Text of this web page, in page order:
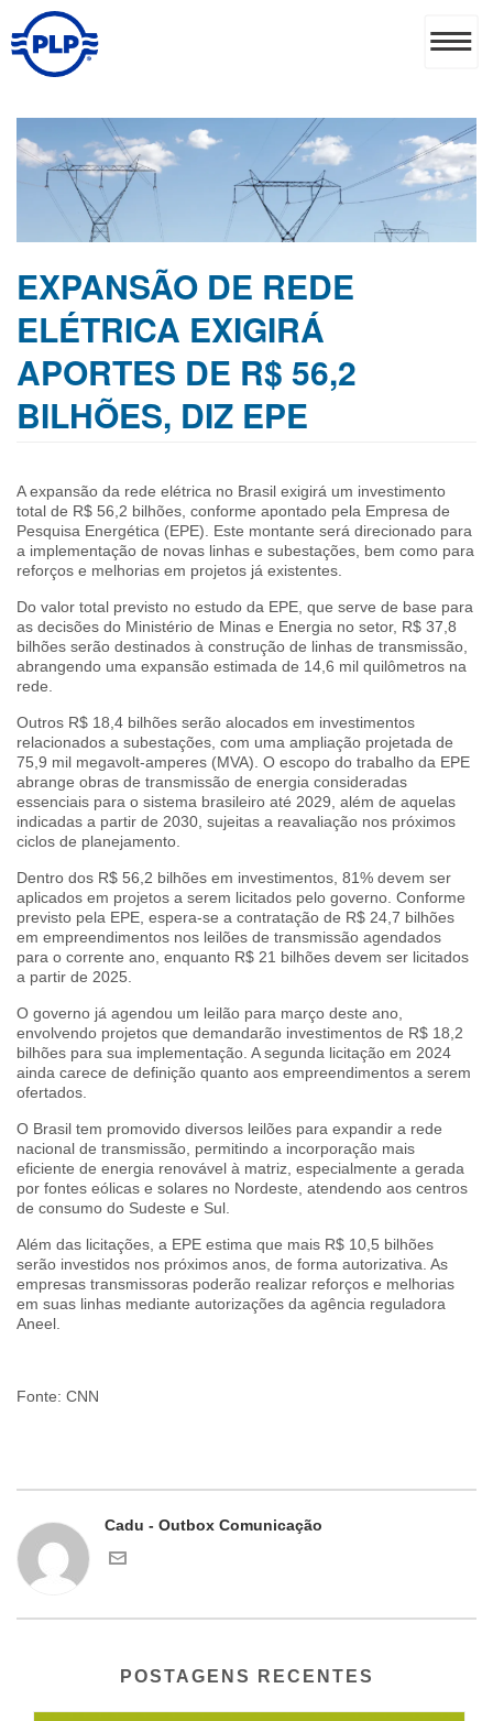
EXPANSÃO DE REDE
ELÉTRICA EXIGIRÁ
APORTES DE R$ 56,2
BILHÕES, DIZ EPE
A expansão da rede elétrica no Brasil exigirá um investimento
total de R$ 56,2 bilhões, conforme apontado pela Empresa de
Pesquisa Energética (EPE). Este montante será direcionado para
a implementação de novas linhas e subestações, bem como para
reforços e melhorias em projetos já existentes.
Do valor total previsto no estudo da EPE, que serve de base para
as decisões do Ministério de Minas e Energia no setor, R$ 37,8
bilhões serão destinados à construção de linhas de transmissão,
abrangendo uma expansão estimada de 14,6 mil quilômetros na
rede.
Outros R$ 18,4 bilhões serão alocados em investimentos
relacionados a subestações, com uma ampliação projetada de
75,9 mil megavolt-amperes (MVA). O escopo do trabalho da EPE
abrange obras de transmissão de energia consideradas
essenciais para o sistema brasileiro até 2029, além de aquelas
indicadas a partir de 2030, sujeitas a reavaliação nos próximos
ciclos de planejamento.
Dentro dos R$ 56,2 bilhões em investimentos, 81% devem ser
aplicados em projetos a serem licitados pelo governo. Conforme
previsto pela EPE, espera-se a contratação de R$ 24,7 bilhões
em empreendimentos nos leilões de transmissão agendados
para o corrente ano, enquanto R$ 21 bilhões devem ser licitados
a partir de 2025.
O governo já agendou um leilão para março deste ano,
envolvendo projetos que demandarão investimentos de R$ 18,2
bilhões para sua implementação. A segunda licitação em 2024
ainda carece de definição quanto aos empreendimentos a serem
ofertados.
O Brasil tem promovido diversos leilões para expandir a rede
nacional de transmissão, permitindo a incorporação mais
eficiente de energia renovável à matriz, especialmente a gerada
por fontes eólicas e solares no Nordeste, atendendo aos centros
de consumo do Sudeste e Sul.
Além das licitações, a EPE estima que mais R$ 10,5 bilhões
serão investidos nos próximos anos, de forma autorizativa. As
empresas transmissoras poderão realizar reforços e melhorias
em suas linhas mediante autorizações da agência reguladora
Aneel.
Fonte: CNN
Cadu - Outbox Comunicação
POSTAGENS RECENTES